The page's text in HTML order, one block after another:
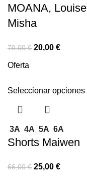
MOANA, Louise
Misha
70,00€ 20,00 €
Oferta
Seleccionar opciones
3A 4A 5A 6A
Shorts Maiwen
66,00€ 25,00 €